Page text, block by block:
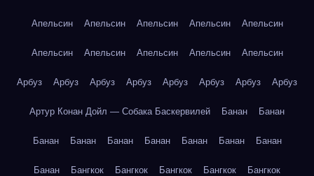
Апельсин Апельсин Апельсин Апельсин Апельсин
Апельсин Апельсин Апельсин Апельсин Апельсин
Арбуз Арбуз Арбуз Арбуз Арбуз Арбуз Арбуз Арбуз
Артур Конан Дойл — Собака Баскервилей Банан Банан
Банан Банан Банан Банан Банан Банан Банан
Банан Бангкок Бангкок Бангкок Бангкок Бангкок